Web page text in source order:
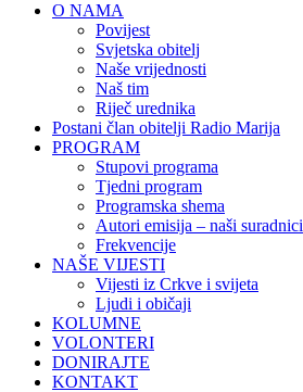
O NAMA
Povijest
Svjetska obitelj
Naše vrijednosti
Naš tim
Riječ urednika
Postani član obitelji Radio Marija
PROGRAM
Stupovi programa
Tjedni program
Programska shema
Autori emisija – naši suradnici
Frekvencije
NAŠE VIJESTI
Vijesti iz Crkve i svijeta
Ljudi i običaji
KOLUMNE
VOLONTERI
DONIRAJTE
KONTAKT